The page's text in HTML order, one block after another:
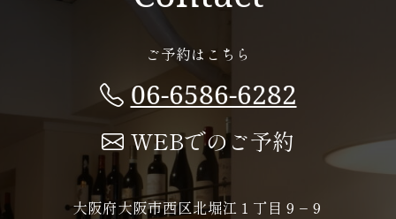
ご予約はこちら
06-6586-6282
WEBでのご予約
大阪府大阪市西区北堀江１丁目９−９